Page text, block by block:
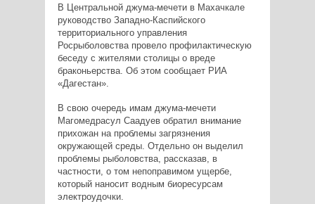
В Центральной джума-мечети в Махачкале
руководство Западно-Каспийского
территориального управления
Росрыболовства провело профилактическую
беседу с жителями столицы о вреде
браконьерства. Об этом сообщает РИА
«Дагестан».
В свою очередь имам джума-мечети
Магомедрасул Саадуев обратил внимание
прихожан на проблемы загрязнения
окружающей среды. Отдельно он выделил
проблемы рыболовства, рассказав, в
частности, о том непоправимом ущербе,
который наносит водным биоресурсам
электроудочки.